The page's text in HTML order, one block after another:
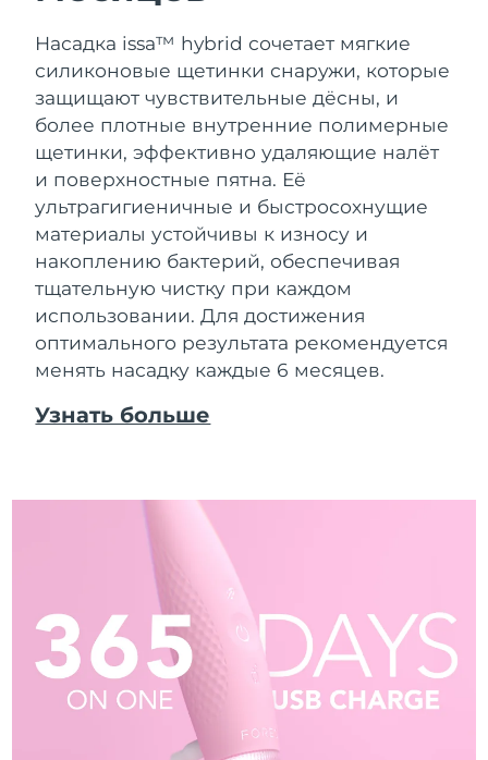
Насадка issa™ hybrid сочетает мягкие
силиконовые щетинки снаружи, которые
защищают чувствительные дёсны, и
более плотные внутренние полимерные
щетинки, эффективно удаляющие налёт
и поверхностные пятна. Её
ультрагигиеничные и быстросохнущие
материалы устойчивы к износу и
накоплению бактерий, обеспечивая
тщательную чистку при каждом
использовании. Для достижения
оптимального результата рекомендуется
менять насадку каждые 6 месяцев.
Узнать больше